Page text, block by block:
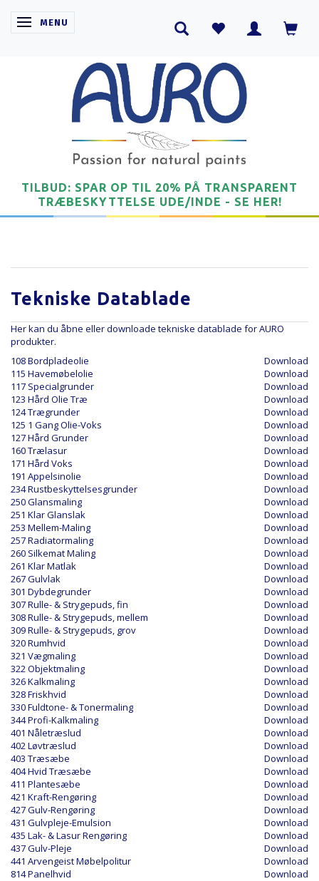
SKIFTE NAVIGATION
MENU
TILBUD: SPAR OP TIL 20% PÅ TRANSPARENT
TRÆBESKYTTELSE UDE/INDE - SE HER!
Tekniske Datablade
Her kan du åbne eller downloade tekniske datablade for AURO
produkter.
108 Bordpladeolie
Download
115 Havemøbelolie
Download
117 Specialgrunder
Download
123 Hård Olie Træ
Download
124 Trægrunder
Download
125 1 Gang Olie-Voks
Download
127 Hård Grunder
Download
160 Trælasur
Download
171 Hård Voks
Download
191 Appelsinolie
Download
234 Rustbeskyttelsesgrunder
Download
250 Glansmaling
Download
251 Klar Glanslak
Download
253 Mellem-Maling
Download
257 Radiatormaling
Download
260 Silkemat Maling
Download
261 Klar Matlak
Download
267 Gulvlak
Download
301 Dybdegrunder
Download
307 Rulle- & Strygepuds, fin
Download
308 Rulle- & Strygepuds, mellem
Download
309 Rulle- & Strygepuds, grov
Download
320 Rumhvid
Download
321 Vægmaling
Download
322 Objektmaling
Download
326 Kalkmaling
Download
328 Friskhvid
Download
330 Fuldtone- & Tonermaling
Download
344 Profi-Kalkmaling
Download
401 Nåletræslud
Download
402 Løvtræslud
Download
403 Træsæbe
Download
404 Hvid Træsæbe
Download
411 Plantesæbe
Download
421 Kraft-Rengøring
Download
427 Gulv-Rengøring
Download
431 Gulvpleje-Emulsion
Download
435 Lak- & Lasur Rengøring
Download
437 Gulv-Pleje
Download
441 Arvengeist Møbelpolitur
Download
814 Panelhvid
Download